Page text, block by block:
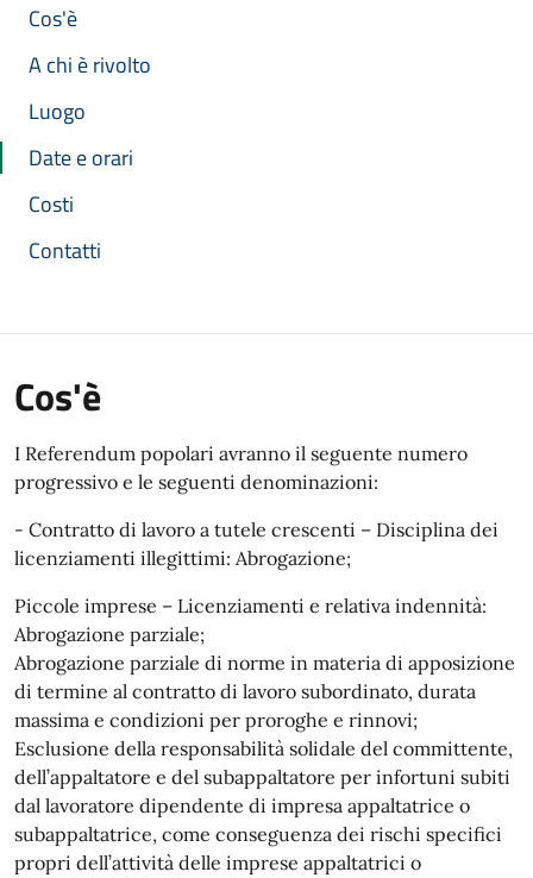
Cos'è
A chi è rivolto
Luogo
Date e orari
Costi
Contatti
Cos'è
I Referendum popolari avranno il seguente numero
progressivo e le seguenti denominazioni:
- Contratto di lavoro a tutele crescenti – Disciplina dei
licenziamenti illegittimi: Abrogazione;
Piccole imprese – Licenziamenti e relativa indennità:
Abrogazione parziale;
Abrogazione parziale di norme in materia di apposizione
di termine al contratto di lavoro subordinato, durata
massima e condizioni per proroghe e rinnovi;
Esclusione della responsabilità solidale del committente,
dell’appaltatore e del subappaltatore per infortuni subiti
dal lavoratore dipendente di impresa appaltatrice o
subappaltatrice, come conseguenza dei rischi specifici
propri dell’attività delle imprese appaltatrici o